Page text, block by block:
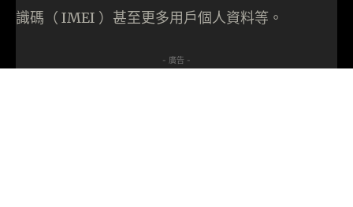
識碼（ IMEI ）甚至更多用戶個人資料等。
- 廣告 -